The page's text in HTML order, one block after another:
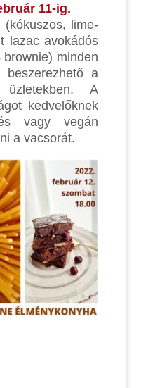
11-ig.
lime-
lazac avokádós
minden
beszerezhető a
üzletekben. A
kedvelőknek
vagy vegán
a vacsorát.